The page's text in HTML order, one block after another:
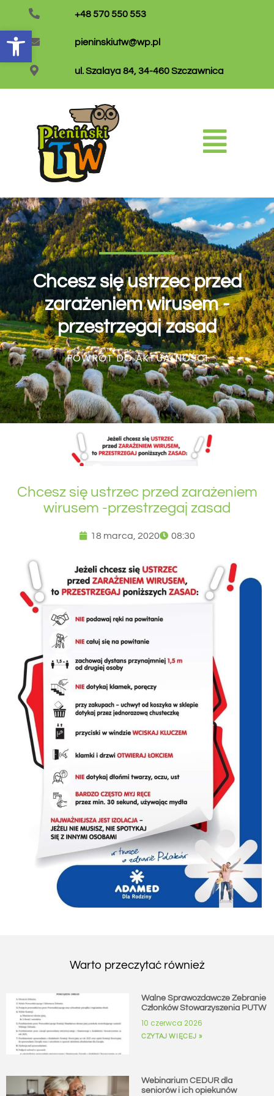
Otwórz pasek narzędzi
+48 570 550 553
pieninskiutw@wp.pl
ul. Szalaya 84, 34-460 Szczawnica
Chcesz się ustrzec przed
zarażeniem wirusem -
przestrzegaj zasad
POWRÓT DO AKTUALNOŚCI
Chcesz się ustrzec przed zarażeniem
wirusem -przestrzegaj zasad
18 marca, 2020 08:30
Warto przeczytać również
Walne Sprawozdawcze Zebranie
Członków Stowarzyszenia PUTW
10 czerwca 2026
CZYTAJ WIĘCEJ »
Webinarium CEDUR dla
seniorów i ich opiekunów